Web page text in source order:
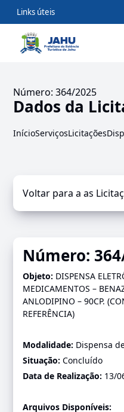
Links úteis
Número: 364/2025
Dados da
InícioServiçosLicitações
Voltar para a as
Número:
Objeto: DISPENSA
MEDICAMENTOS –
ANLODIPINO – 90CP.
REFERÊNCIA)
Modalidade: Dispensa
Situação:Concluído
Data de Realização: 13/
Arquivos Disponíveis: